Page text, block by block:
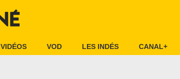
VIDÉOS VOD LES INDÉS CANAL+